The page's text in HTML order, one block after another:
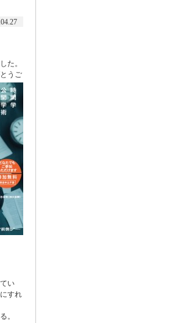
た。
うご
い
すれ
。